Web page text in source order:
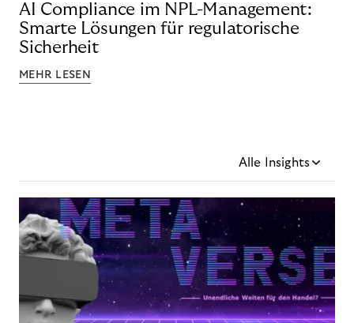
AI Compliance im NPL-Management:
Smarte Lösungen für regulatorische
Sicherheit
MEHR LESEN
Alle Insights